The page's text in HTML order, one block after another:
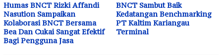
Humas BNCT Rizki Affandi
Nasution Sampaikan
Kolaborasi BNCT Bersama
Bea Dan Cukai Sangat Efektif
Bagi Pengguna Jasa
BNCT Sambut Baik
Kedatangan Benchmarking
PT Kaltim Kariangau
Terminal